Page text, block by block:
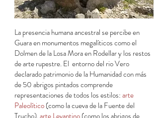
La presencia humana ancestral se percibe en
Guara en monumentos megalíticos como el
Dolmen de la Losa Mora en Rodellar y los restos
de arte rupestre. El entorno del rio Vero
declarado patrimonio de la Humanidad con más
de 50 abrigos pintados comprende
representaciones de todos los estilos:arte
Paleolítico(como la cueva de la Fuente del